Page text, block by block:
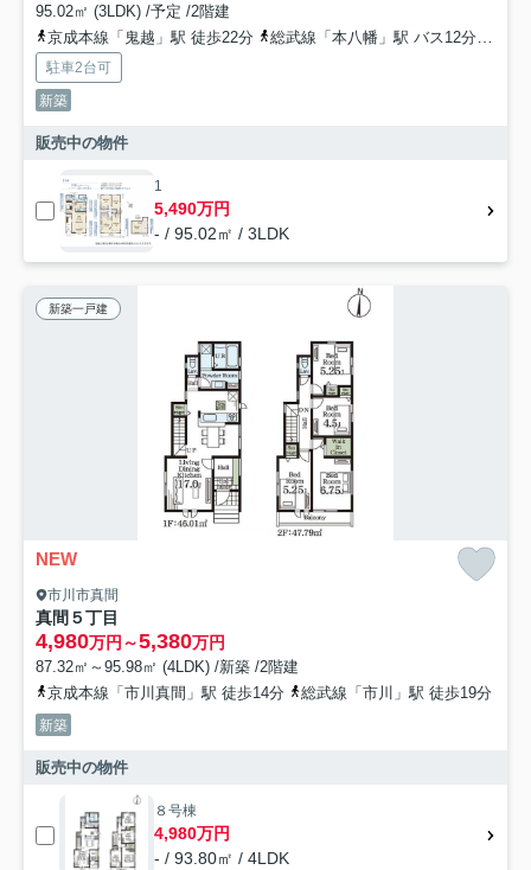
95.02㎡ (3LDK) /予定 /2階建
京成本線「鬼越」駅 徒歩22分
総武線「本八幡」駅 バス12分 「中山団地」 停歩4分
駐車2台可
新築
販売中の物件
1
5,490万円
- / 95.02㎡ / 3LDK
新築一戸建
NEW
市川市真間
真間５丁目
4,980万円～5,380万円
87.32㎡～95.98㎡ (4LDK) /新築 /2階建
京成本線「市川真間」駅 徒歩14分
総武線「市川」駅 徒歩19分
新築
販売中の物件
８号棟
4,980万円
- / 93.80㎡ / 4LDK